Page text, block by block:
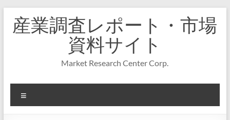
キ
プ
産業調査レポート・市場
資料サイト
Market Research Center Corp.
ニ